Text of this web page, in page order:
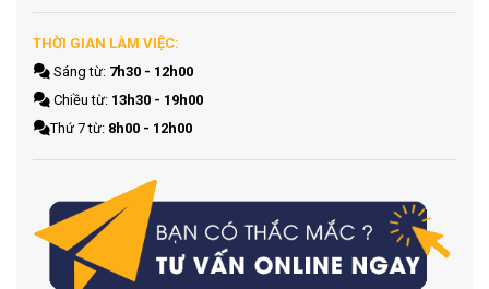
THỜI GIAN LÀM VIỆC:
Sáng từ: 7h30 - 12h00
Chiều từ: 13h30 - 19h00
Thứ 7 từ: 8h00 - 12h00